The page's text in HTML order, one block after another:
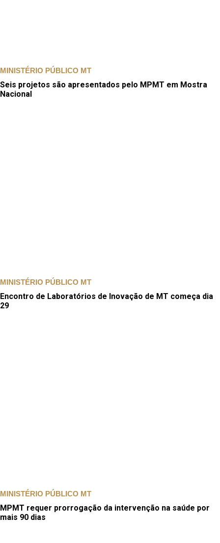
MINISTÉRIO PÚBLICO MT
Seis projetos são apresentados pelo MPMT em Mostra
Nacional
MINISTÉRIO PÚBLICO MT
Encontro de Laboratórios de Inovação de MT começa dia
29
MINISTÉRIO PÚBLICO MT
MPMT requer prorrogação da intervenção na saúde por
mais 90 dias